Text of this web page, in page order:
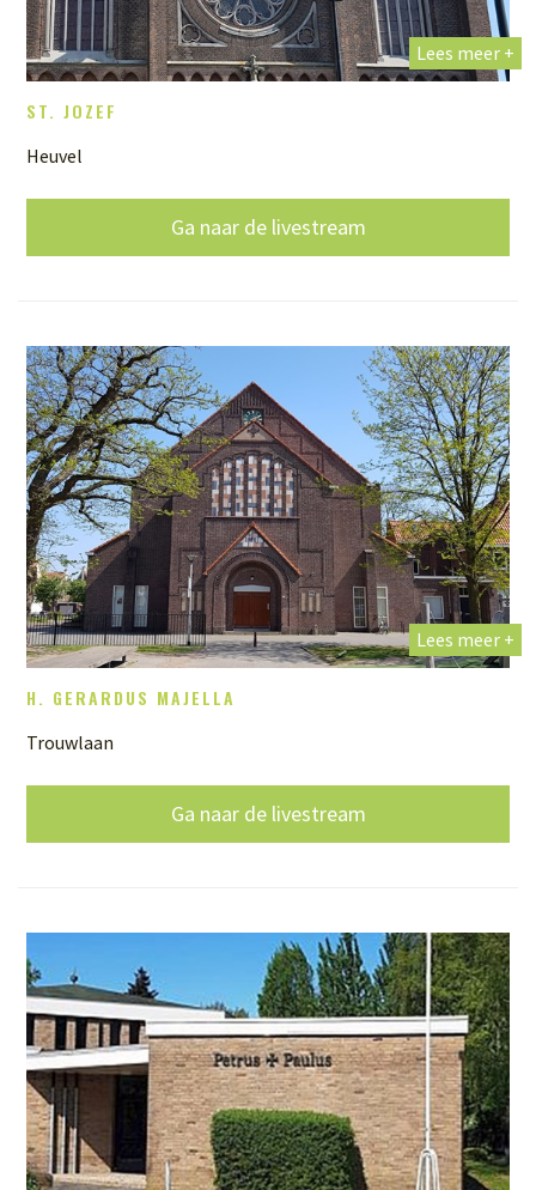
Lees meer +
ST. JOZEF
Heuvel
Ga naar de livestream
Lees meer +
H. GERARDUS MAJELLA
Trouwlaan
Ga naar de livestream